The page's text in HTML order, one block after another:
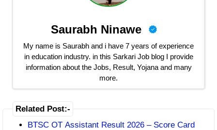
Saurabh Ninawe
My name is Saurabh and i have 7 years of experience
in education industry. in this Sarkari Job blog I provide
information about the Jobs, Result, Yojana and many
more.
Related Post:-
BTSC OT Assistant Result 2026 – Score Card